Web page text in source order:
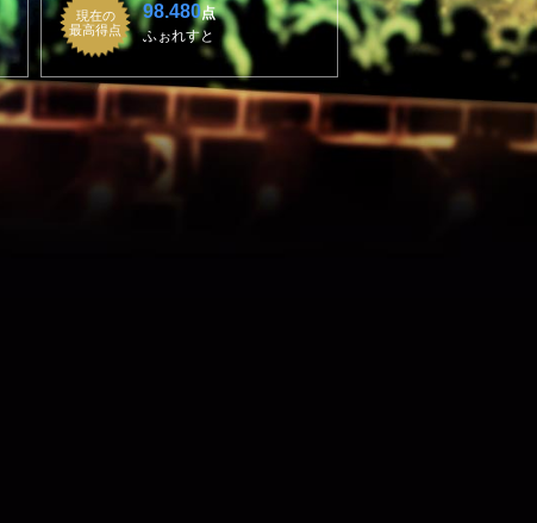
現在の
最高得点
98.480点
ふぉれすと